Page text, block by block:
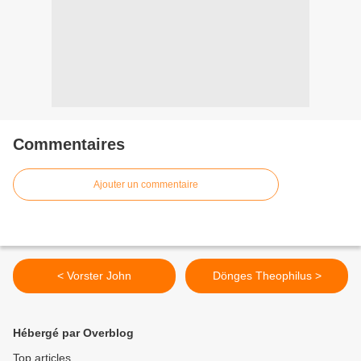
Commentaires
Ajouter un commentaire
< Vorster John Dönges Theophilus >
Hébergé par Overblog
Top articles